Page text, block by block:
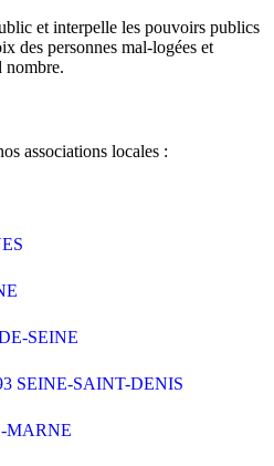
et interpelle les pouvoirs publics
des personnes mal-logées et
nombre.
associations locales :
SEINE
SEINE-SAINT-DENIS
MARNE